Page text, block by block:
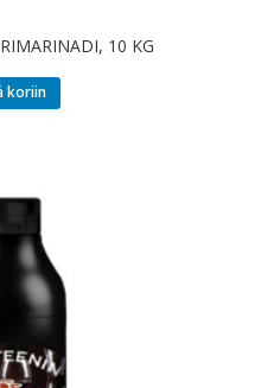
10 KG
koriin